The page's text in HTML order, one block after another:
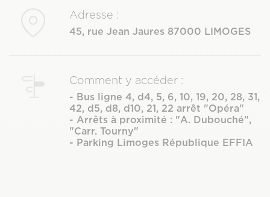
Adresse :
45, rue Jean Jaures 87000 LIMOGES
Comment y accéder :
- Bus ligne 4, d4, 5, 6, 10, 19, 20, 28, 31,
42, d5, d8, d10, 21, 22 arrêt "Opéra"
- Arrêts à proximité : "A. Dubouché",
"Carr. Tourny"
- Parking Limoges République EFFIA